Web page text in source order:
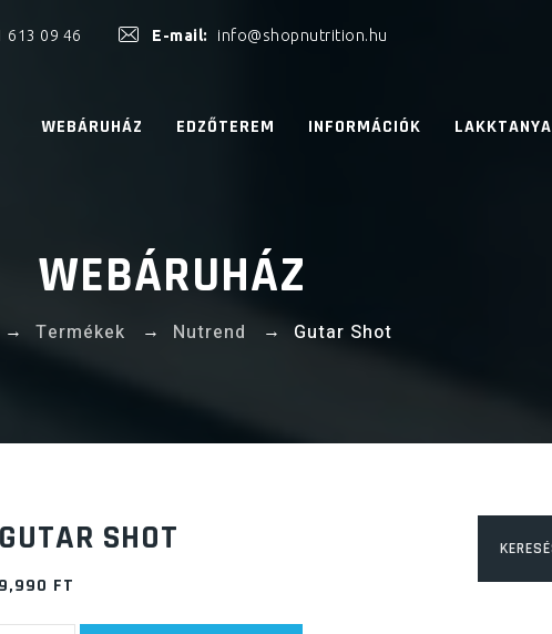
613 09 46 E-mail: info@shopnutrition.hu
WEBÁRUHÁZ EDZŐTEREM INFORMÁCIÓK LAKKTANYA
WEBÁRUHÁZ
→ Termékek → Nutrend → Gutar Shot
GUTAR SHOT
9,990 FT